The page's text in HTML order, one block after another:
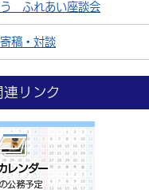
ふれあい座談会
稿・対談
リンク